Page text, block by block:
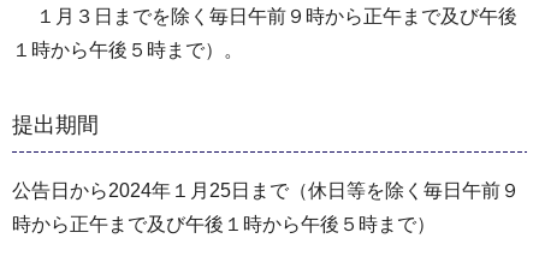
１月３日までを除く毎日午前９時から正午まで及び午後
１時から午後５時まで）。
提出期間
公告日から2024年１月25日まで（休日等を除く毎日午前９
時から正午まで及び午後１時から午後５時まで）